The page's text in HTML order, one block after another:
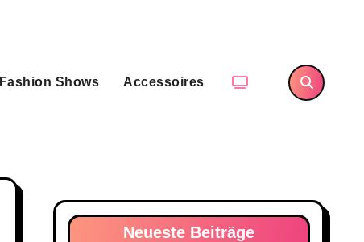
Fashion Shows Accessoires
Neueste Beiträge